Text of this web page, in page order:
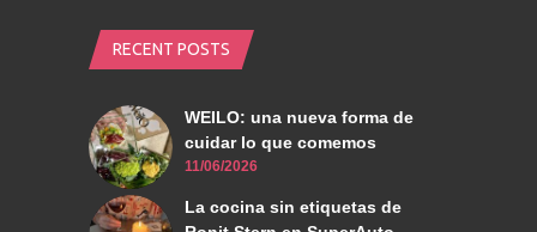
RECENT POSTS
WEILO: una nueva forma de
cuidar lo que comemos
11/06/2026
La cocina sin etiquetas de